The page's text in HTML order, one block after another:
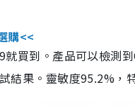
購<<
就買到。產品可以檢
結果。靈敏度95.2%，